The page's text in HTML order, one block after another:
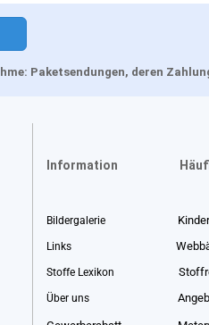
Paketsendungen, deren
Information
Bildergalerie
Links
Stoffe Lexikon
Über uns